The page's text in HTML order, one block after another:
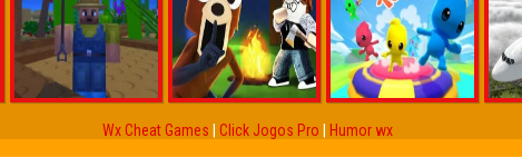
Wx Cheat Games Click Jogos Pro Humor wx